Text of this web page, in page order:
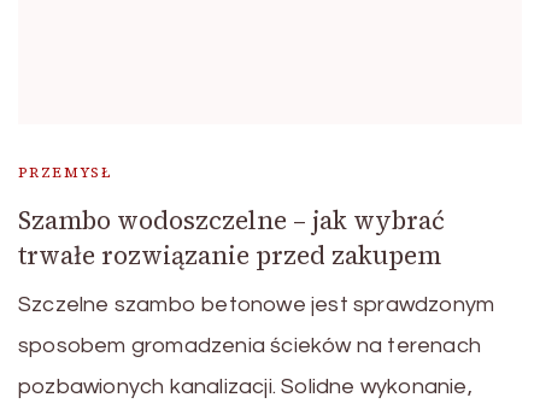
PRZEMYSŁ
Szambo wodoszczelne – jak wybrać
trwałe rozwiązanie przed zakupem
Szczelne szambo betonowe jest sprawdzonym
sposobem gromadzenia ścieków na terenach
pozbawionych kanalizacji. Solidne wykonanie,